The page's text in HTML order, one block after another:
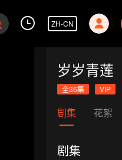
ZH-CN
岁岁青莲
全36集 VIP
剧集 花絮
剧集